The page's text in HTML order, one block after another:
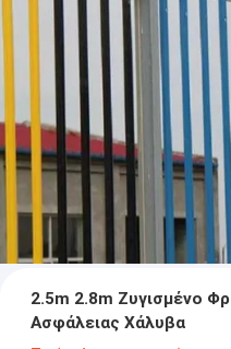
2.5m 2.8m Ζυγισμένο
Ασφάλειας Χάλυβα